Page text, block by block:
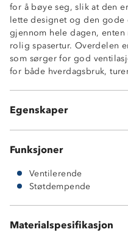
for å bøye seg, slik at den
lette designet og den
gjennom hele dagen, enten
rolig spasertur. Overdelen
som sørger for god
for både hverdagsbruk,
Egenskaper
Step-In funksjon
Lettvekt
God demping
Forsterkning i tåparti
Funksjoner
Ventilerende
Støtdempende
Materialspesifikasjon
Overdel: FlyKnit,
Yttersåle: EVA
i romtemperatur.